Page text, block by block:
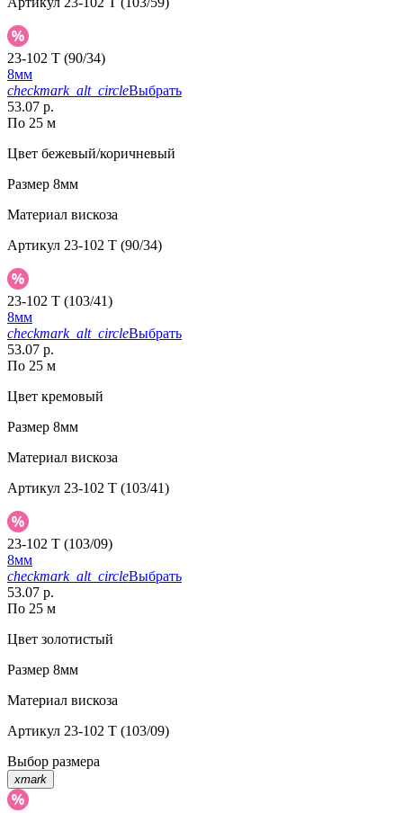
23-102 T (90/34)
8мм
checkmark_alt_circleВыбрать
53.07 р.
По 25 м
Цвет бежевый/коричневый
Размер 8мм
Материал вискоза
Артикул 23-102 T (90/34)
23-102 T (103/41)
8мм
checkmark_alt_circleВыбрать
53.07 р.
По 25 м
Цвет кремовый
Размер 8мм
Материал вискоза
Артикул 23-102 T (103/41)
23-102 T (103/09)
8мм
checkmark_alt_circleВыбрать
53.07 р.
По 25 м
Цвет золотистый
Размер 8мм
Материал вискоза
Артикул 23-102 T (103/09)
Выбор размера
xmark